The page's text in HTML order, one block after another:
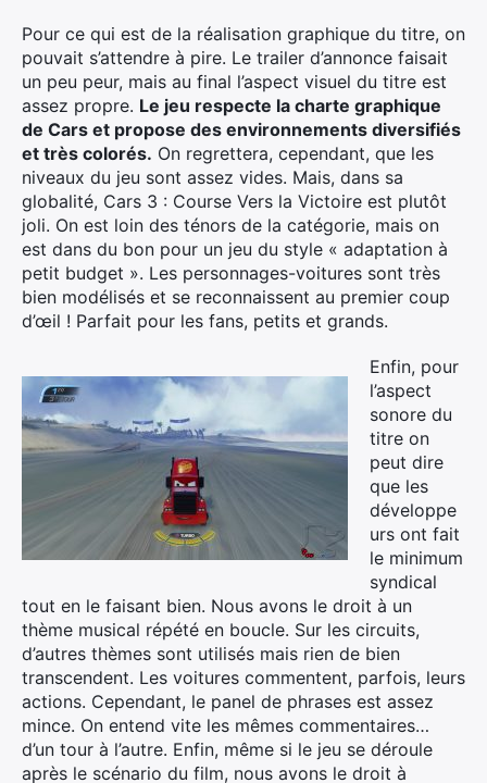
Pour ce qui est de la réalisation graphique du titre, on
pouvait s’attendre à pire. Le trailer d’annonce faisait
un peu peur, mais au final l’aspect visuel du titre est
assez propre. Le jeu respecte la charte graphique
de Cars et propose des environnements diversifiés
et très colorés. On regrettera, cependant, que les
niveaux du jeu sont assez vides. Mais, dans sa
globalité, Cars 3 : Course Vers la Victoire est plutôt
joli. On est loin des ténors de la catégorie, mais on
est dans du bon pour un jeu du style « adaptation à
petit budget ». Les personnages-voitures sont très
bien modélisés et se reconnaissent au premier coup
d’œil ! Parfait pour les fans, petits et grands.
Enfin, pour
l’aspect
sonore du
titre on
peut dire
que les
développe
urs ont fait
le minimum
syndical
tout en le faisant bien. Nous avons le droit à un
thème musical répété en boucle. Sur les circuits,
d’autres thèmes sont utilisés mais rien de bien
transcendent. Les voitures commentent, parfois, leurs
actions. Cependant, le panel de phrases est assez
mince. On entend vite les mêmes commentaires…
d’un tour à l’autre. Enfin, même si le jeu se déroule
après le scénario du film, nous avons le droit à